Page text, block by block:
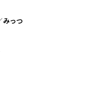
みっつ